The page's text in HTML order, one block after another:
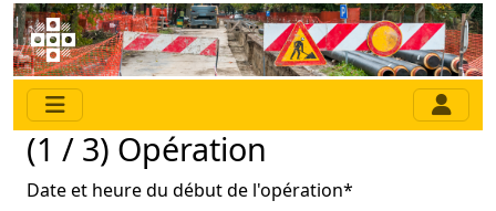
(1 / 3) Opération
Date et heure du début de l'opération*